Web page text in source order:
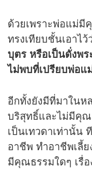
ด้วยเพราะพ่อแม่มี
ทรงเทียบชั้นเอาไว้
บุตร หรือเป็นดั่งพ
ไม่พบที่เปรียบพ่อแ
อีกทั้งยังมีที่มาในห
บริสุทธิ์และไม่มีคุณ
เป็นเทวดาเท่านั้น
อาชีพ ทำอาชีพเลี้
มีคุณธรรมใดๆ เรื่